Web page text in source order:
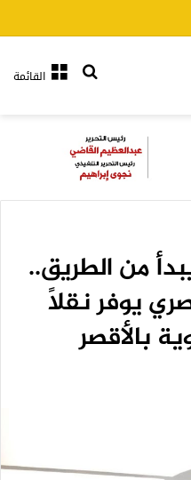
القائمةبحث عن
من الطريق..
يوفر نقلًا
بالأقصر